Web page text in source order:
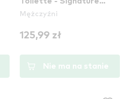
Carbon
Mężczyźni
125,99 zł
Nie ma na stanie